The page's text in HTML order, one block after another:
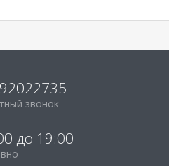
звонок
до 19:00